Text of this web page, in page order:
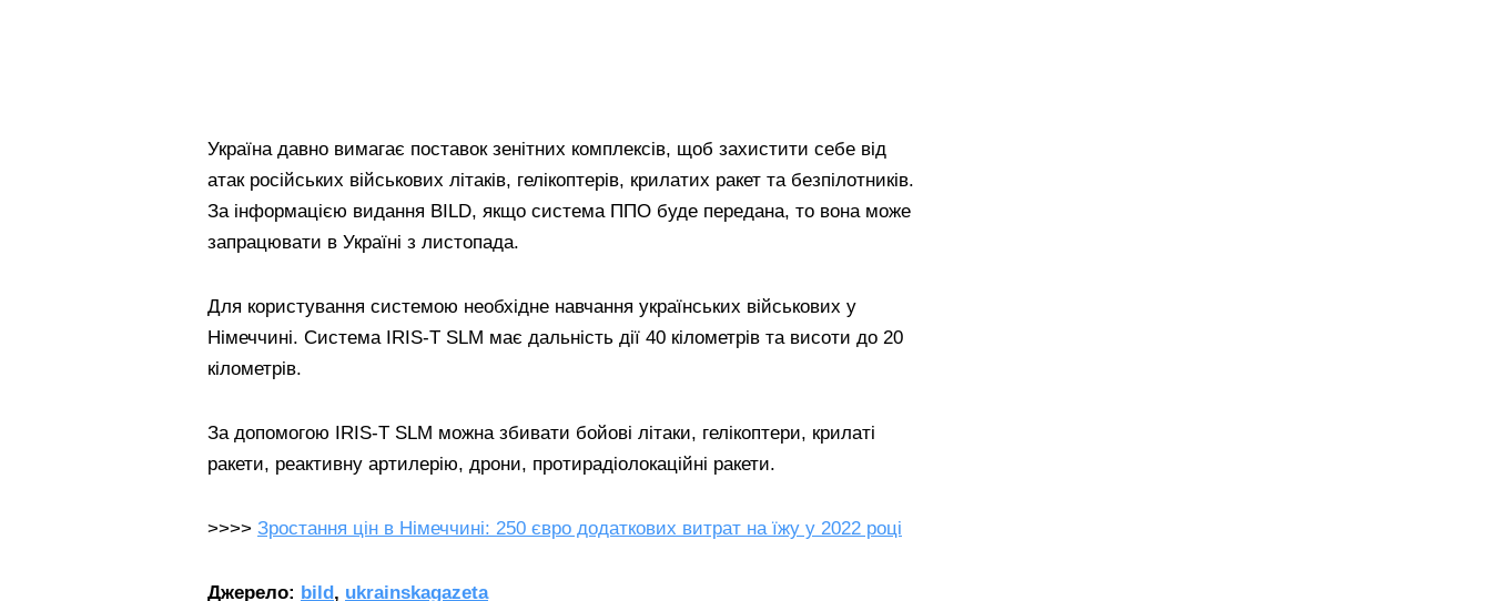
Україна давно вимагає поставок зенітних комплексів, щоб захистити себе від
атак російських військових літаків, гелікоптерів, крилатих ракет та безпілотників.
За інформацією видання BILD, якщо система ППО буде передана, то вона може
запрацювати в Україні з листопада.
Для користування системою необхідне навчання українських військових у
Німеччині. Система IRIS-T SLM має дальність дії 40 кілометрів та висоти до 20
кілометрів.
За допомогою IRIS-T SLM можна збивати бойові літаки, гелікоптери, крилаті
ракети, реактивну артилерію, дрони, протирадіолокаційні ракети.
>>>> Зростання цін в Німеччині: 250 євро додаткових витрат на їжу у 2022 році
Джерело: bild, ukrainskagazeta